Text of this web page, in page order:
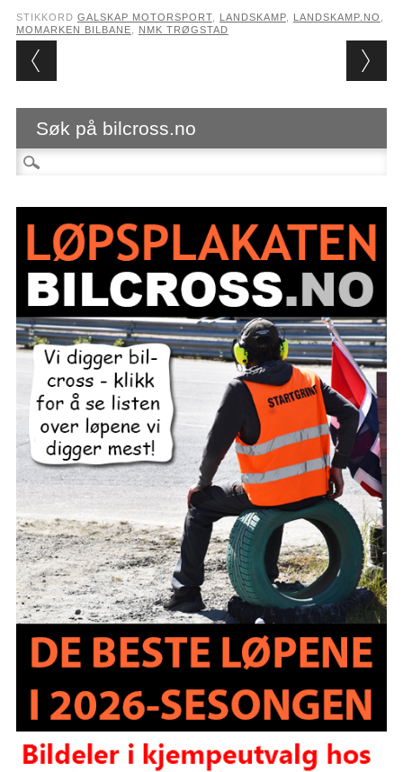
STIKKORD GALSKAP MOTORSPORT, LANDSKAMP, LANDSKAMP.NO
MOMARKEN BILBANE
NMK TRØGSTAD
Post navigation
Søk på bilcross.no
Søk etter: